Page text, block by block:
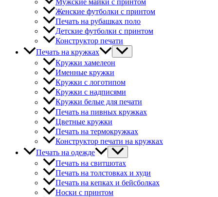
Мужские майки с принтом
Женские футболки с принтом
Печать на рубашках поло
Детские футболки с принтом
Конструктор печати
Печать на кружках
Кружки хамелеон
Именные кружки
Кружки с логотипом
Кружки с надписями
Кружки белые для печати
Печать на пивных кружках
Цветные кружки
Печать на термокружках
Конструктор печати на кружках
Печать на одежде
Печать на свитшотах
Печать на толстовках и худи
Печать на кепках и бейсболках
Носки с принтом